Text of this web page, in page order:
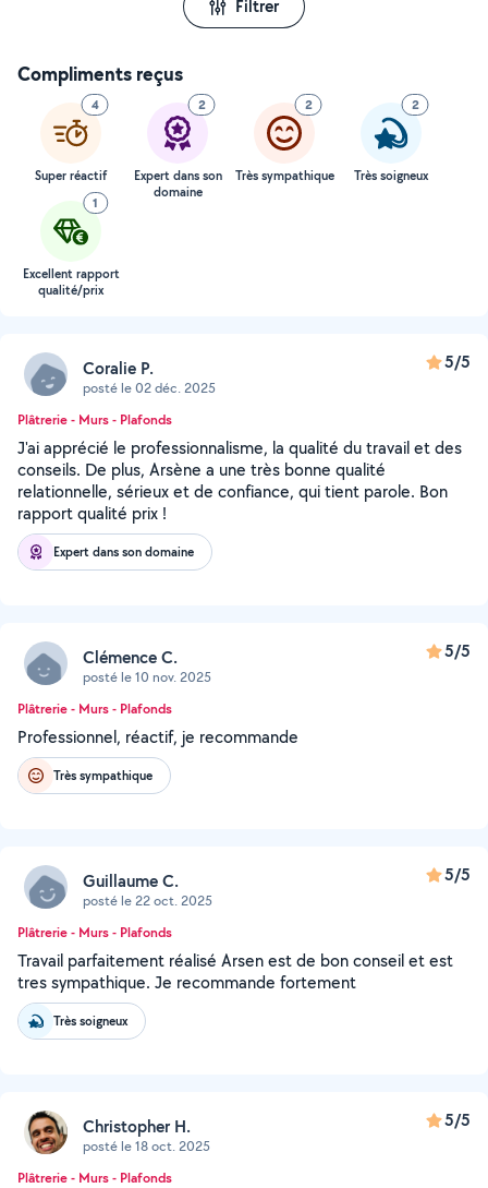
Filtrer
Compliments reçus
4
Super réactif
2
Expert dans son
domaine
2
Très sympathique
2
Très soigneux
1
Excellent rapport
qualité/prix
Coralie P.
posté le 02 déc. 2025
5/5
Plâtrerie - Murs - Plafonds
J'ai apprécié le professionnalisme, la qualité du travail et des
conseils. De plus, Arsène a une très bonne qualité
relationnelle, sérieux et de confiance, qui tient parole. Bon
rapport qualité prix !
Expert dans son domaine
Clémence C.
posté le 10 nov. 2025
5/5
Plâtrerie - Murs - Plafonds
Professionnel, réactif, je recommande
Très sympathique
Guillaume C.
posté le 22 oct. 2025
5/5
Plâtrerie - Murs - Plafonds
Travail parfaitement réalisé Arsen est de bon conseil et est
tres sympathique. Je recommande fortement
Très soigneux
Christopher H.
posté le 18 oct. 2025
5/5
Plâtrerie - Murs - Plafonds